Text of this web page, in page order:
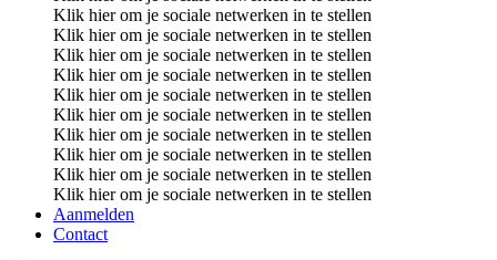
Klik hier om je sociale netwerken in te stellen
Klik hier om je sociale netwerken in te stellen
Klik hier om je sociale netwerken in te stellen
Klik hier om je sociale netwerken in te stellen
Klik hier om je sociale netwerken in te stellen
Klik hier om je sociale netwerken in te stellen
Klik hier om je sociale netwerken in te stellen
Klik hier om je sociale netwerken in te stellen
Klik hier om je sociale netwerken in te stellen
Klik hier om je sociale netwerken in te stellen
Aanmelden
Contact